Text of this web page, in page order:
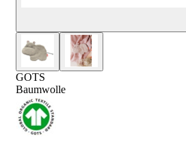
GOTS
Baumwolle